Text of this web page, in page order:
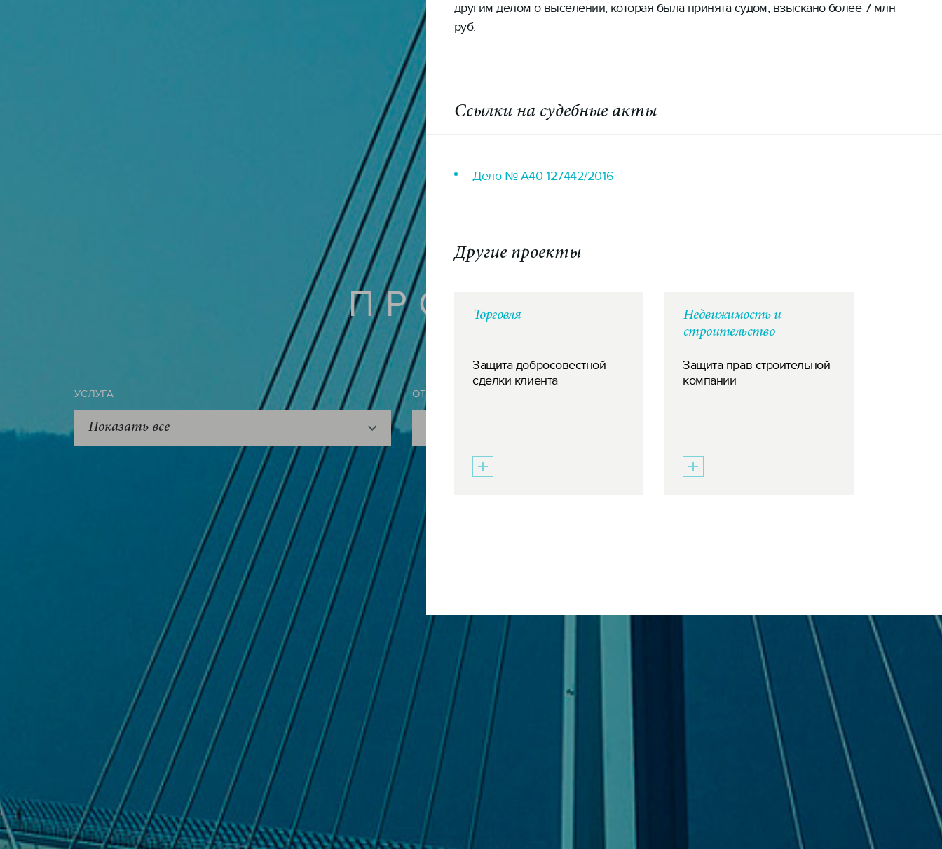
другим делом о выселении, которая была принята судом, взыскано более 7 млн
руб.
Ссылки на судебные акты
Дело № А40-127442/2016
Другие проекты
Торговля
Защита добросовестной
сделки клиента
Недвижимость и
строительство
Защита прав строительной
компании
ПРОЕКТЫ
УСЛУГА
Показать все
ОТРАСЛЬ